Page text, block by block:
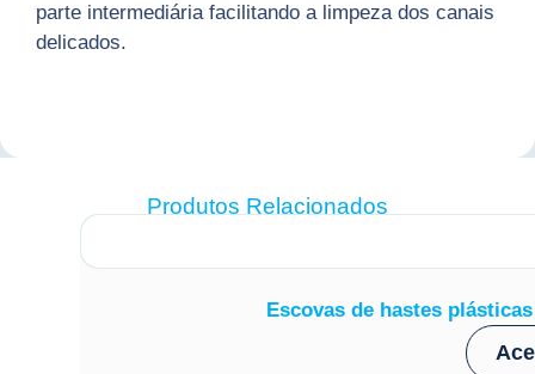
parte intermediária facilitando a limpeza dos canais
delicados.
Produtos Relacionados
Escovas de hastes